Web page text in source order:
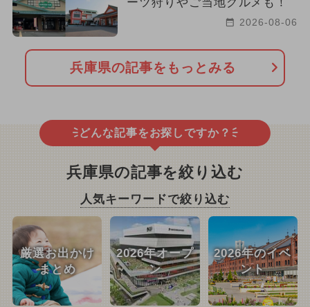
ーツ狩りやご当地グルメも！
2026-08-06
兵庫県の記事をもっとみる
どんな記事をお探しですか？
兵庫県の記事を絞り込む
人気キーワードで絞り込む
厳選お出かけ
まとめ
2026年オープ
ン
2026年のイベ
ント